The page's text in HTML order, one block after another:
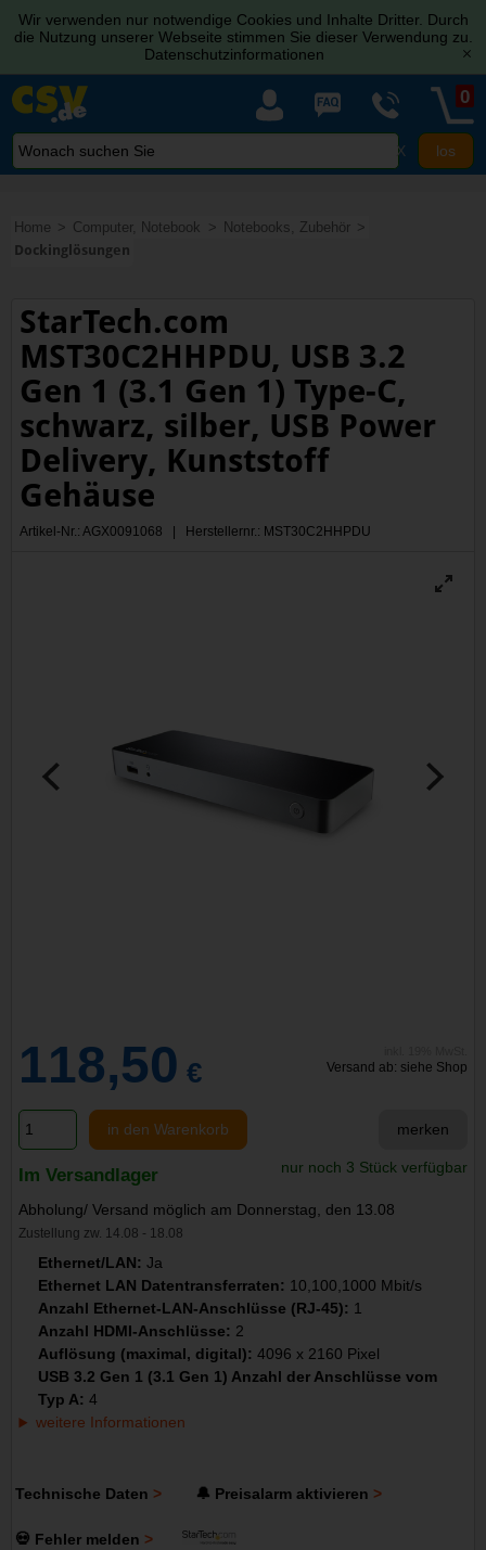
Wir verwenden nur notwendige Cookies und Inhalte Dritter. Durch
die Nutzung unserer Webseite stimmen Sie dieser Verwendung zu.
Datenschutzinformationen
[x]
X
0
Home Computer, Notebook
Notebooks, Zubehör
Dockinglösungen
StarTech.com
MST30C2HHPDU, USB 3.2
Gen 1 (3.1 Gen 1) Type-C,
schwarz, silber, USB Power
Delivery, Kunststoff
Gehäuse
Artikel-Nr.: AGX0091068 | Herstellernr.: MST30C2HHPDU
118,50 € Versand ab: siehe Shop
in den Warenkorb merken
Im Versandlager nur noch 3 Stück verfügbar
Abholung/ Versand möglich am Donnerstag, den 13.08
Zustellung zw. 14.08 - 18.08
Ethernet/LAN: Ja
Ethernet LAN Datentransferraten: 10,100,1000 Mbit/s
Anzahl Ethernet-LAN-Anschlüsse (RJ-45): 1
Anzahl HDMI-Anschlüsse: 2
Auflösung (maximal, digital): 4096 x 2160 Pixel
USB 3.2 Gen 1 (3.1 Gen 1) Anzahl der Anschlüsse vom
Typ A: 4
weitere Informationen
Technische Daten 🔔 Preisalarm aktivieren
💀 Fehler melden